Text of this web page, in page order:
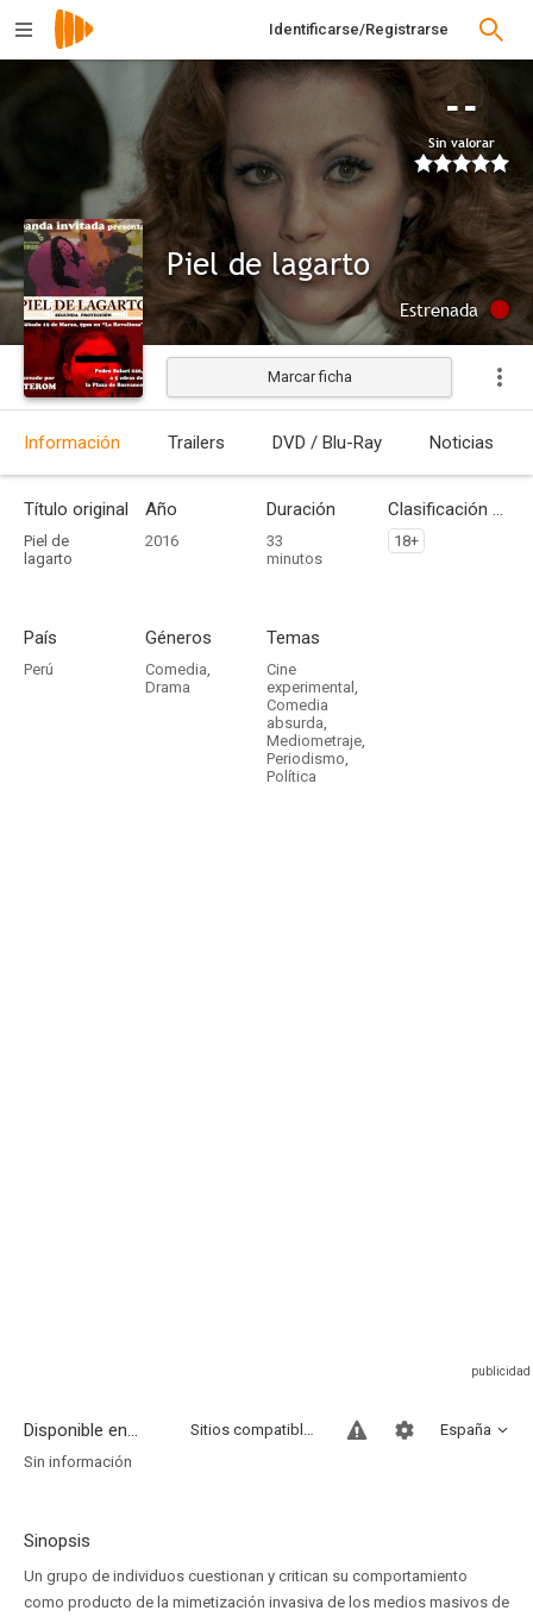
Identificarse/Registrarse
--
Sin valorar
Piel de lagarto
Estrenada
Marcar ficha
Información Trailers DVD / Blu-Ray Noticias
Título original
Piel de
lagarto
Año
2016
Duración
33
minutos
Clasificación por edades
18+
País
Perú
Géneros
Comedia,
Drama
Temas
Cine
experimental ,
Comedia
absurda,
Mediometraje,
Periodismo,
Política
Disponible en... España
Sitios compatibles
Sin información
Sinopsis
Un grupo de individuos cuestionan y critican su comportamiento
como producto de la mimetización invasiva de los medios masivos de